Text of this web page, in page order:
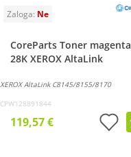
CoreParts Toner magenta
28K XEROX AltaLink
XEROX AltaLink C8145/8155/8170
CPW128891844
119,57 €